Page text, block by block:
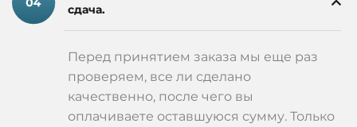
сдача.
Перед принятием заказа мы еще раз
проверяем, все ли сделано
качественно, после чего вы
оплачиваете оставшуюся сумму. Только